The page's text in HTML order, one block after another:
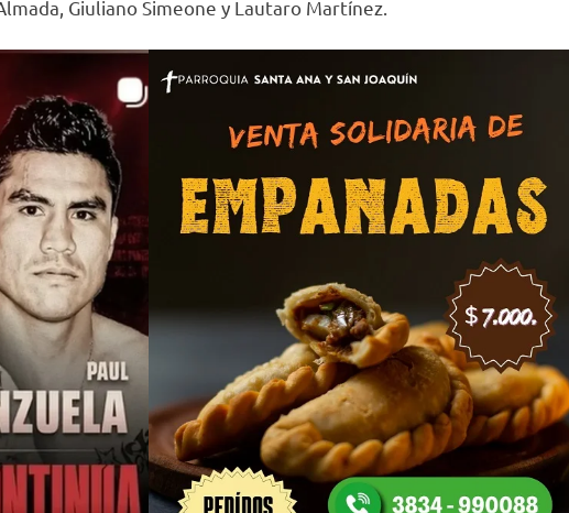
Giuliano Simeone y Lautaro Martínez.